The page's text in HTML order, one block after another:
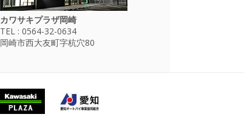
カワサキプラザ岡崎
TEL : 0564-32-0634
岡崎市西大友町字杭穴80